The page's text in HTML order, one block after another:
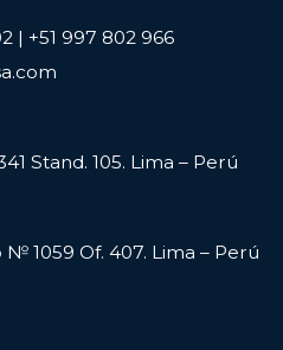
| +51 997 802 966
Stand. 105. Lima – Perú
1059 Of. 407. Lima – Perú